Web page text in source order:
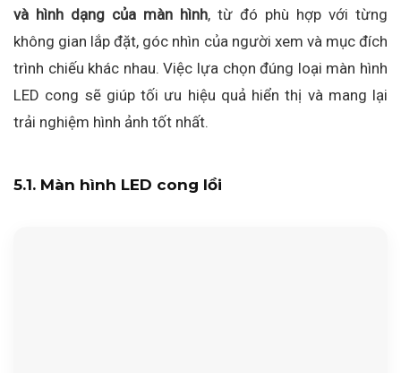
và hình dạng của màn hình, từ đó phù hợp với từng
không gian lắp đặt, góc nhìn của người xem và mục đích
trình chiếu khác nhau. Việc lựa chọn đúng loại màn hình
LED cong sẽ giúp tối ưu hiệu quả hiển thị và mang lại
trải nghiệm hình ảnh tốt nhất.
5.1. Màn hình LED cong lồi